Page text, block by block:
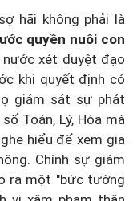
hãi không phải là
quyền nuôi con
nước xét duyệt đạo
khi quyết định có
giám sát sự phát
Toán, Lý, Hóa mà
hiểu để xem gia
Chính sự giám
ra một "bức tường